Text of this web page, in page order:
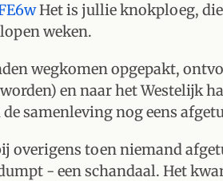
Het is jullie knokploeg,
weken.
wegkomen opgepakt,
en naar het Westelijk
samenleving nog eens
overigens toen niemand
- een schandaal. Het